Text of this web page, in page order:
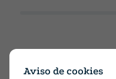
Aviso de cookies